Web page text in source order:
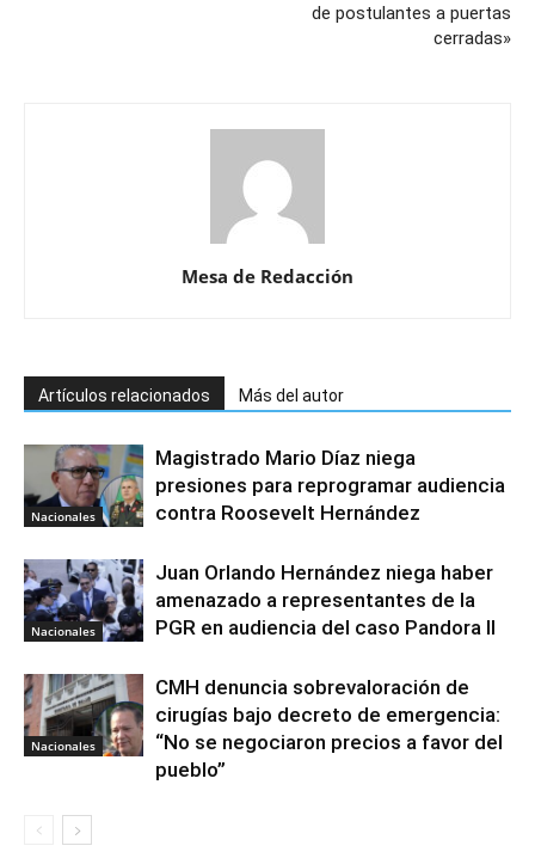
de postulantes a puertas
cerradas»
Mesa de Redacción
Artículos relacionados Más del autor
Nacionales
Magistrado Mario Díaz niega
presiones para reprogramar audiencia
contra Roosevelt Hernández
Nacionales
Juan Orlando Hernández niega haber
amenazado a representantes de la
PGR en audiencia del caso Pandora II
Nacionales
CMH denuncia sobrevaloración de
cirugías bajo decreto de emergencia:
“No se negociaron precios a favor del
pueblo”